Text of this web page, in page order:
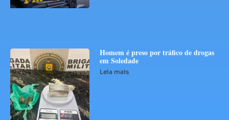
Homem é preso por tráfico de drogas
em Soledade
Leia mais